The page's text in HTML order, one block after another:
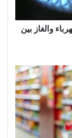
والغاز بين